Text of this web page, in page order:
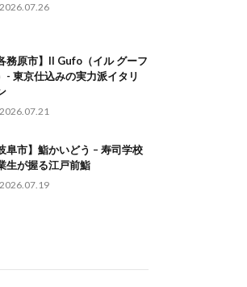
2026.07.26
務原市】Il Gufo（イル グーフ
- 東京仕込みの実力派イタリ
2026.07.21
阜市】鮨かいどう – 寿司学校
生が握る江戸前鮨
2026.07.19